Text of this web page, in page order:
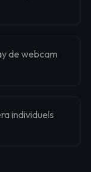
de webcam
individuels